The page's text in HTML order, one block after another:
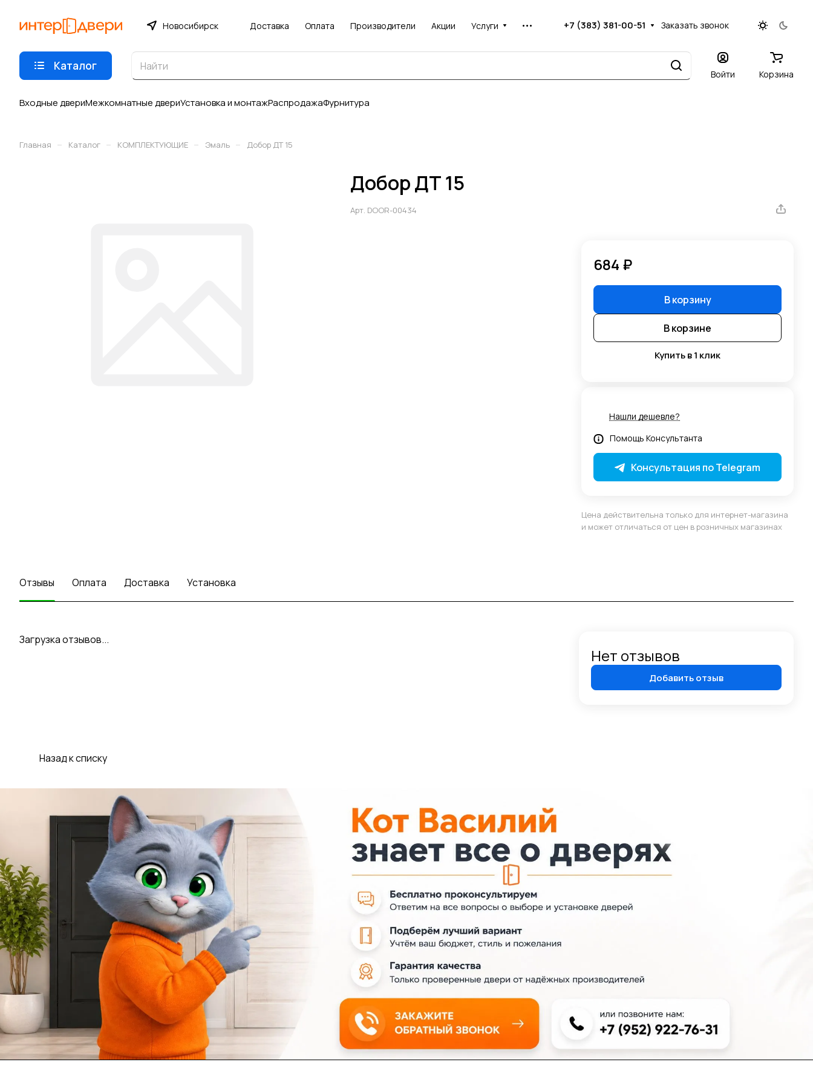
Новосибирск Доставка Оплата Производители Акции Услуги +7 (383) 381-00-51 Заказать звонок
Каталог
Войти Корзина
Входные двериМежкомнатные двериУстановка и монтажРаспродажаФурнитура
Главная – Каталог – КОМПЛЕКТУЮЩИЕ – Эмаль – Добор ДТ 15
Добор ДТ 15
Арт. DOOR-00434
684 ₽
В корзину
В корзине
Купить в 1 клик
Нашли дешевле?
Помощь Консультанта
Консультация по Telegram
Цена действительна только для интернет-магазина
и может отличаться от цен в розничных магазинах
Отзывы Оплата Доставка Установка
Загрузка отзывов...
Нет отзывов
Добавить отзыв
Назад к списку